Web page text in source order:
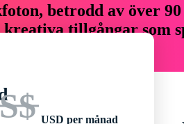
betrodd av över
tillgångar som
USD per månad